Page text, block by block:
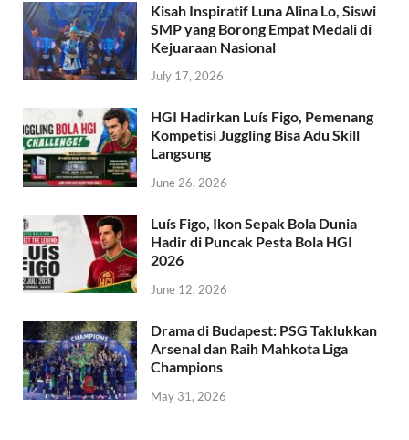
Kisah Inspiratif Luna Alina Lo, Siswi
SMP yang Borong Empat Medali di
Kejuaraan Nasional
July 17, 2026
HGI Hadirkan Luís Figo, Pemenang
Kompetisi Juggling Bisa Adu Skill
Langsung
June 26, 2026
Luís Figo, Ikon Sepak Bola Dunia
Hadir di Puncak Pesta Bola HGI
2026
June 12, 2026
Drama di Budapest: PSG Taklukkan
Arsenal dan Raih Mahkota Liga
Champions
May 31, 2026